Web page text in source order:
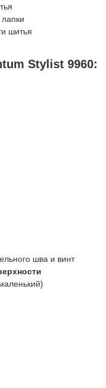
шитья
Stylist 9960:
шва и винт